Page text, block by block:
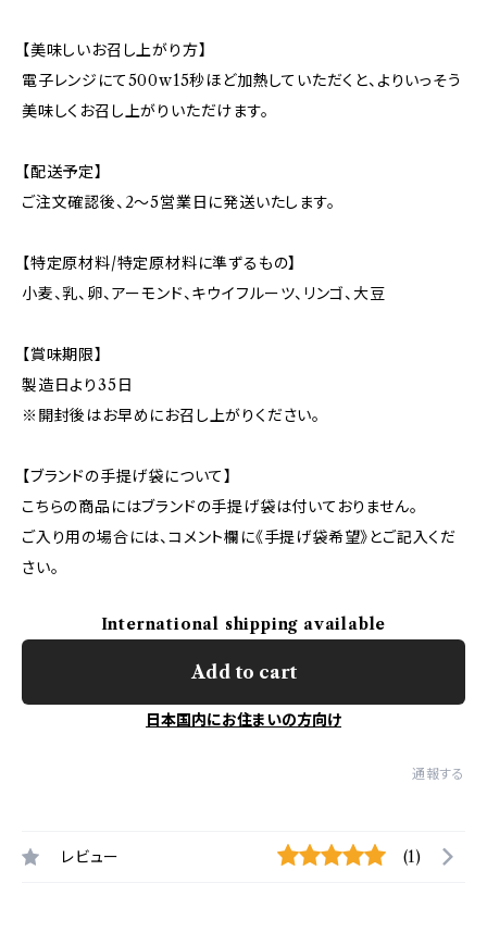
【美味しいお召し上がり方】
電子レンジにて500w15秒ほど加熱していただくと、よりいっそう
美味しくお召し上がりいただけます。
【配送予定】
ご注文確認後、2～5営業日に発送いたします。
【特定原材料/特定原材料に準ずるもの】
小麦、乳、卵、アーモンド、キウイフルーツ、リンゴ、大豆
【賞味期限】
製造日より35日
※開封後はお早めにお召し上がりください。
【ブランドの手提げ袋について】
こちらの商品にはブランドの手提げ袋は付いておりません。
ご入り用の場合には、コメント欄に《手提げ袋希望》とご記入くだ
さい。
International shipping available
Add to cart
日本国内にお住まいの方向け
通報する
レビュー (1)